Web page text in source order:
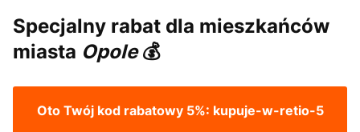
Specjalny rabat dla mieszkańców
miasta Opole💰
Oto Twój kod rabatowy 5%: kupuje-w-retio-5